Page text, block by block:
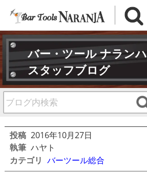
バー・ツール ナランハ
スタッフブログ
投稿 2016年10月27日
執筆 ハヤト
カテゴリ バーツール総合